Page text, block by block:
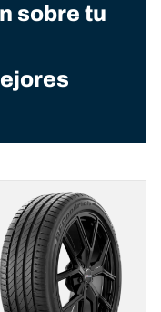
sobre tu